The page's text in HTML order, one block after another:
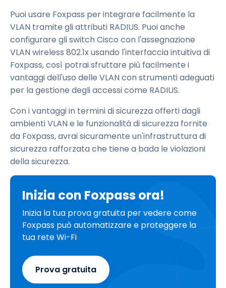
Puoi usare Foxpass per integrare facilmente la
VLAN tramite gli attributi RADIUS. Puoi anche
configurare gli switch Cisco con l'assegnazione
VLAN wireless 802.1x usando l'interfaccia intuitiva di
Foxpass, così potrai sfruttare più facilmente i
vantaggi dell'uso delle VLAN con strumenti adeguati
per la gestione degli accessi come RADIUS.
Con i vantaggi in termini di sicurezza offerti dagli
ambienti VLAN e le funzionalità di sicurezza fornite
da Foxpass, avrai sicuramente un'infrastruttura di
sicurezza rafforzata che tiene a bada le violazioni
della sicurezza.
Inizia con Foxpass ora!
Inizia la tua prova gratuita per vedere come
Foxpass può automatizzare e proteggere la
tua rete Wi-Fi
Prova gratuita